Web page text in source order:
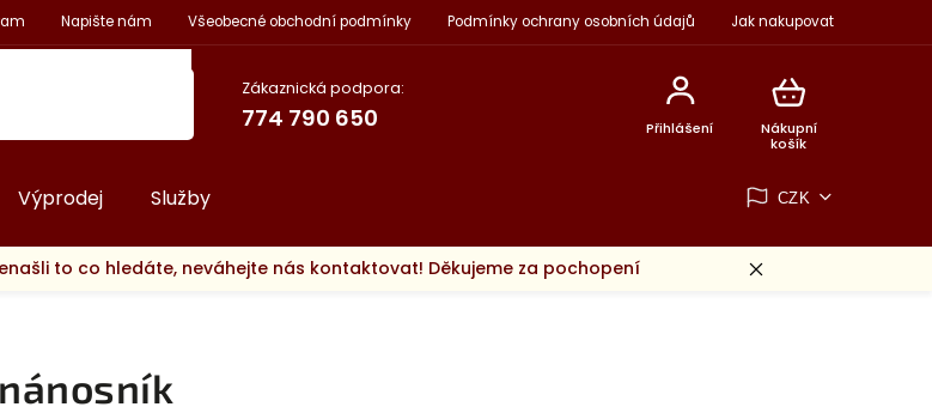
Napište nám Všeobecné obchodní podmínky Podmínky ochrany osobních údajů Jak nakupovat
Zákaznická podpora:
774 790 650
Nákupní
košík
Přihlášení
CZK
Výprodej Služby
to co hledáte, neváhejte nás kontaktovat! Děkujeme za pochopení